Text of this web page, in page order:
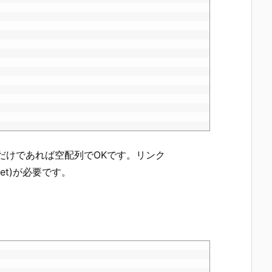
であれば空配列でOKです。リンク
が必要です。